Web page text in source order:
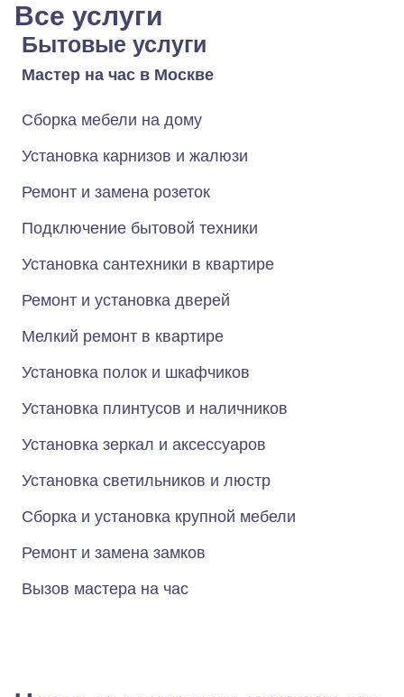
Все услуги
Бытовые услуги
Мастер на час в Москве
Сборка мебели на дому
Установка карнизов и жалюзи
Ремонт и замена розеток
Подключение бытовой техники
Установка сантехники в квартире
Ремонт и установка дверей
Мелкий ремонт в квартире
Установка полок и шкафчиков
Установка плинтусов и наличников
Установка зеркал и аксессуаров
Установка светильников и люстр
Сборка и установка крупной мебели
Ремонт и замена замков
Вызов мастера на час